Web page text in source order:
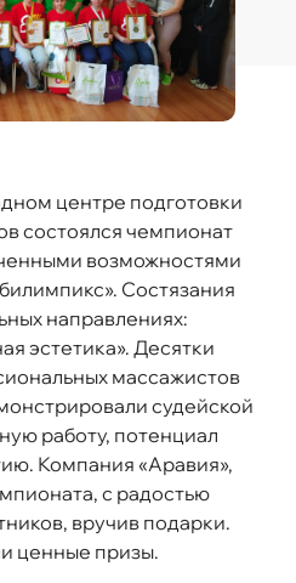
центре подготовки
состоялся чемпионат
возможностями
Состязания
направлениях:
эстетика». Десятки
массажистов
судейской
работу, потенциал
Компания «Аравия»,
с радостью
вручив подарки.
ценные призы.